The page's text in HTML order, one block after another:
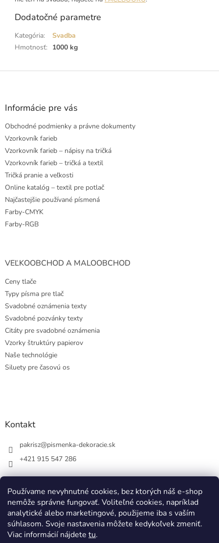
Používame nevyhnutné cookies, bez ktorých náš e-shop
nemôže správne fungovať. Voliteľné cookies, napríklad
analytické alebo marketingové, použijeme iba s vaším
súhlasom. Svoje nastavenia môžete kedykoľvek zmeniť.
Viac informácií nájdete tu.
Dodatočné parametre
Kategória:
Svadba
Hmotnosť: 1000 kg
Z
Informácie pre vás
Obchodné podmienky a právne dokumenty
Vzorkovník farieb
Vzorkovník farieb – nápisy na tričká
Vzorkovník farieb – tričká a textil
Tričká pranie a veľkosti
Online katalóg – textil pre potlač
Najčastejšie používané písmená
Farby-CMYK
Farby-RGB
VEĽKOOBCHOD A MALOOBCHOD
Ceny tlače
Typy písma pre tlač
Svadobné oznámenia texty
Svadobné pozvánky texty
Citáty pre svadobné oznámenia
Vzorky štruktúry papierov
Naše technológie
Siluety pre časovú os
Kontakt
pakrisz@pismenka-dekoracie.sk
+421 915 547 286
Facebook